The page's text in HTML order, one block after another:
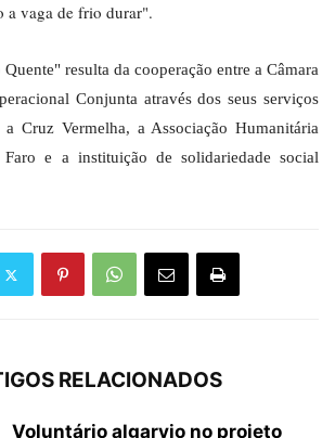
a vaga de frio durar".
resulta da cooperação entre a Câmara
Conjunta através dos seus serviços
Cruz Vermelha, a Associação Humanitária
e a instituição de solidariedade social
RELACIONADOS
Voluntário algarvio no projeto